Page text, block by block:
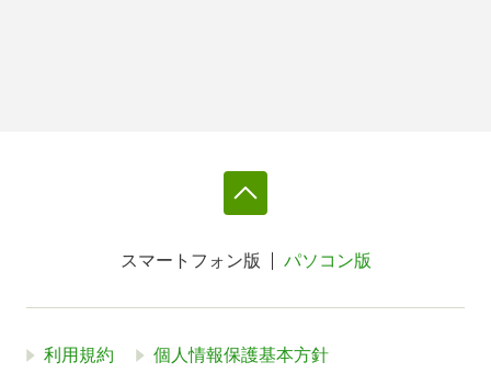
スマートフォン版 パソコン版
利用規約 個人情報保護基本方針